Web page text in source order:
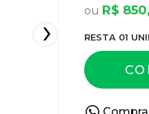
R$
RESTA 01